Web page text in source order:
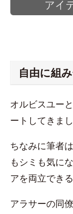
自由に組
オルビスユー
ートしてきま
ちなみに筆者
もシミも気に
アを両立でき
アラサーの同